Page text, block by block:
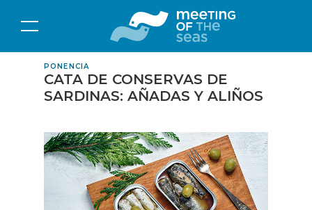
PONENCIA
CATA DE CONSERVAS DE
SARDINAS: AÑADAS Y ALIÑOS